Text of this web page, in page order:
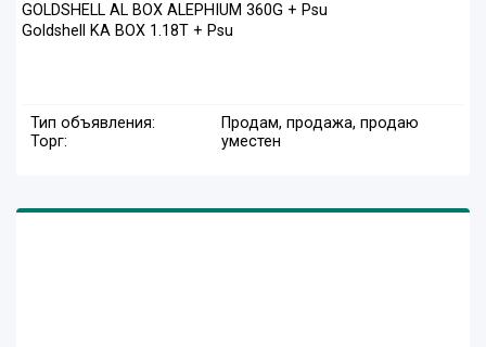
GOLDSHELL AL BOX ALEPHIUM 360G + Psu
Goldshell KA BOX 1.18T + Psu
Тип объявления:
Продам, продажа, продаю
Торг:
уместен